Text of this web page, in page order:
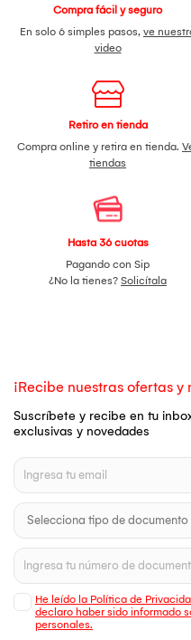
Compra fácil y seguro
En solo 6 simples pasos, ve
video
Retiro en tienda
Compra online y retira en tienda.
tiendas
Hasta 36 cuotas
Pagando con Sip
¿No la tienes? Solicítala
¡Recibe nuestras ofertas y
Suscríbete y recibe en tu
exclusivas y novedades
He leído la Política de
declaro haber sido informado
personales.